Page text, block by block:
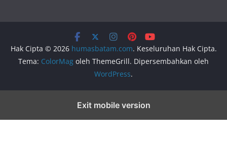
Hak Cipta © 2026 humasbatam.com. Keseluruhan Hak Cipta.
Tema: ColorMag oleh ThemeGrill. Dipersembahkan oleh
WordPress.
Exit mobile version